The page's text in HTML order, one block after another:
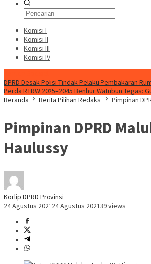
Komisi I
Komisi II
Komisi III
Komisi IV
DPRD Desak Polisi Tindak Pelaku Pembakaran
Perda RTRW 2025–2045 Benhur Watubun Tegas:
Beranda
Berita Pilihan Redaksi Pimpinan
Pimpinan DPRD
Haulussy
Korlip DPRD Provinsi
24 Agustus 202124 Agustus 202139 views